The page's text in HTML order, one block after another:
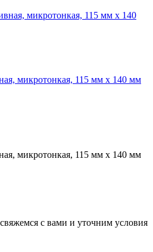
микротонкая, 115 мм х 140 мм
микротонкая, 115 мм х 140 мм
с вами и уточним условия